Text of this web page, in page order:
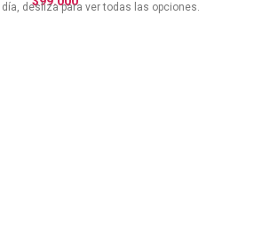
desliza para ver todas las opciones.